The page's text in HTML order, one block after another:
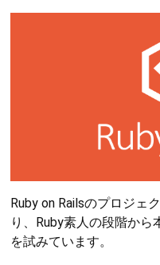
Ruby on Railsのプロジェ
り、Ruby素人の段階か
を試みています。